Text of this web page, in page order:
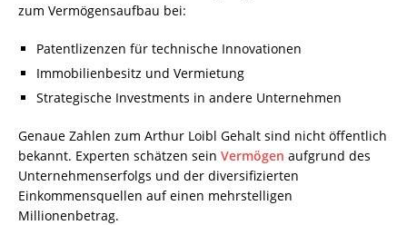
zum Vermögensaufbau bei:
Patentlizenzen für technische Innovationen
Immobilienbesitz und Vermietung
Strategische Investments in andere Unternehmen
Genaue Zahlen zum Arthur Loibl Gehalt sind nicht öffentlich
bekannt. Experten schätzen sein Vermögen aufgrund des
Unternehmenserfolgs und der diversifizierten
Einkommensquellen auf einen mehrstelligen
Millionenbetrag.